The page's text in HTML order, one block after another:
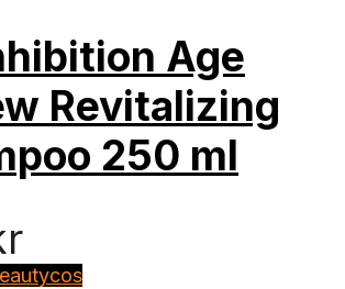
Age
Revitalizing
250 ml